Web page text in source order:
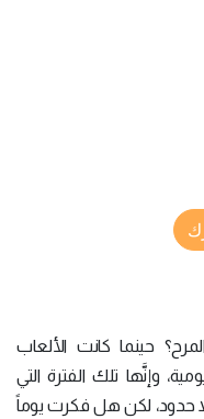
حينما كانت الألعاب
وإنَّها تلك الفترة التي
حدود، لكن هل فكرت يوماً